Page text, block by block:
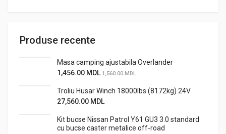
Produse recente
Masa camping ajustabila Overlander
1,456.00 MDL 1,560.00MDL
Troliu Husar Winch 18000lbs (8172kg) 24V
27,560.00 MDL
Kit bucse Nissan Patrol Y61 GU3 3.0 standard
cu bucse caster metalice off-road